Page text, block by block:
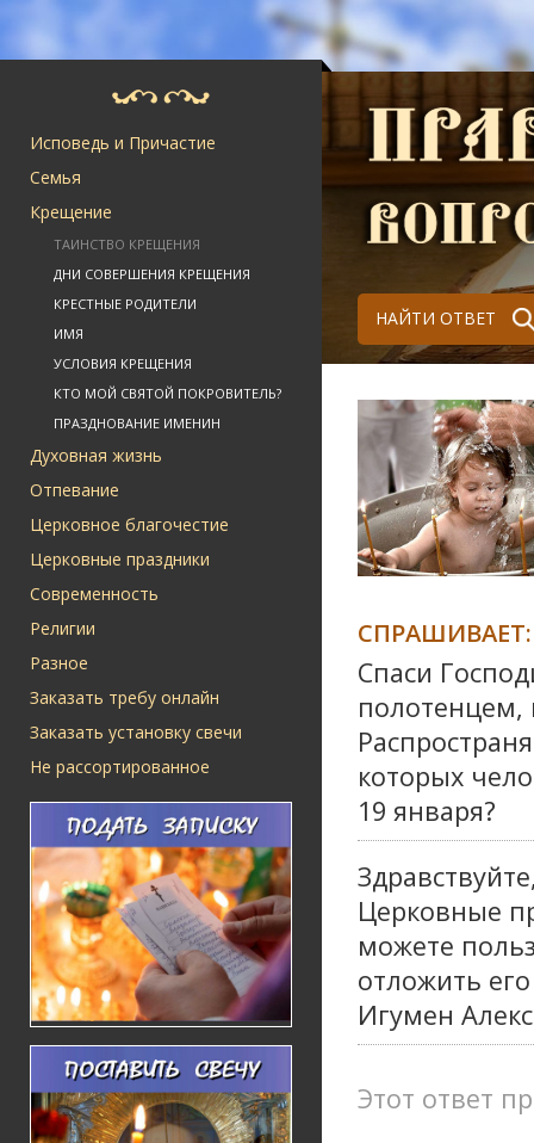
Исповедь и Причастие
Семья
Крещение
ТАИНСТВО КРЕЩЕНИЯ
ДНИ СОВЕРШЕНИЯ КРЕЩЕНИЯ
КРЕСТНЫЕ РОДИТЕЛИ
ИМЯ
УСЛОВИЯ КРЕЩЕНИЯ
КТО МОЙ СВЯТОЙ ПОКРОВИТЕЛЬ?
ПРАЗДНОВАНИЕ ИМЕНИН
Духовная жизнь
Отпевание
Церковное благочестие
Церковные праздники
Современность
Религии
Разное
Заказать требу онлайн
Заказать установку свечи
Не рассортированное
НАЙТИ ОТВЕТ
СПРАШИВАЕТ:
Спаси
которых
19 января?
Церковные
можете
отложить
Игумен
Этот ответ